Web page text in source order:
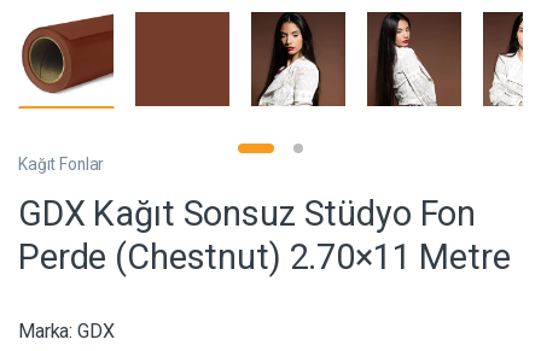
Kağıt Fonlar
GDX Kağıt Sonsuz Stüdyo Fon
Perde (Chestnut) 2.70×11 Metre
Marka: GDX